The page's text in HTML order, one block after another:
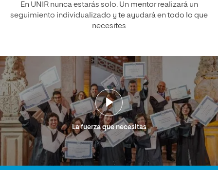
En UNIR nunca estarás solo. Un mentor realizará un
seguimiento individualizado y te ayudará en todo lo que
necesites
La fuerza que necesitas